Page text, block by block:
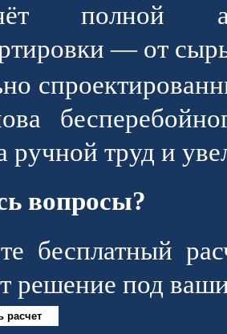
полной
— от
ручной труд и
вопросы?
бесплатный
решение под